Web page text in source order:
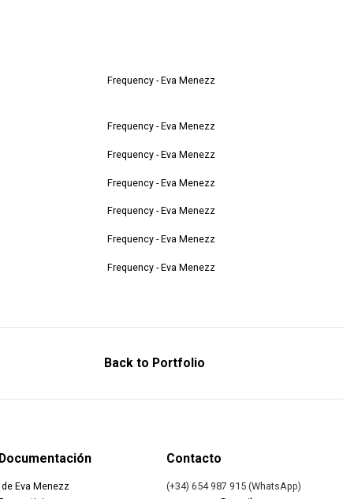
Back to Portfolio
Eva Menezz
Contacto
(+34) 654 987 915 (WhatsApp)